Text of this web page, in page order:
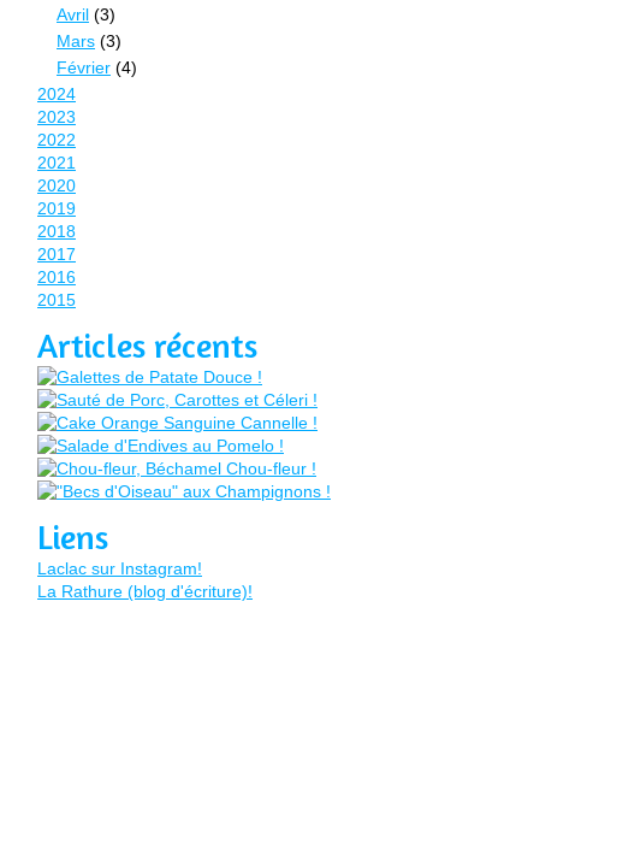
Avril (3)
Mars (3)
Février (4)
2024
2023
2022
2021
2020
2019
2018
2017
2016
2015
Articles récents
Liens
Laclac sur Instagram!
La Rathure (blog d'écriture)!